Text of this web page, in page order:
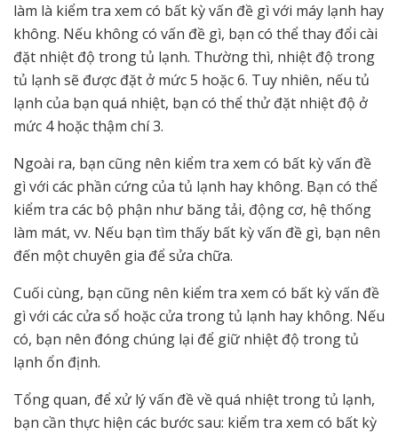
làm là kiểm tra xem có bất kỳ vấn đề gì với máy lạnh hay
không. Nếu không có vấn đề gì, bạn có thể thay đổi cài
đặt nhiệt độ trong tủ lạnh. Thường thì, nhiệt độ trong
tủ lạnh sẽ được đặt ở mức 5 hoặc 6. Tuy nhiên, nếu tủ
lạnh của bạn quá nhiệt, bạn có thể thử đặt nhiệt độ ở
mức 4 hoặc thậm chí 3.
Ngoài ra, bạn cũng nên kiểm tra xem có bất kỳ vấn đề
gì với các phần cứng của tủ lạnh hay không. Bạn có thể
kiểm tra các bộ phận như băng tải, động cơ, hệ thống
làm mát, vv. Nếu bạn tìm thấy bất kỳ vấn đề gì, bạn nên
đến một chuyên gia để sửa chữa.
Cuối cùng, bạn cũng nên kiểm tra xem có bất kỳ vấn đề
gì với các cửa sổ hoặc cửa trong tủ lạnh hay không. Nếu
có, bạn nên đóng chúng lại để giữ nhiệt độ trong tủ
lạnh ổn định.
Tổng quan, để xử lý vấn đề về quá nhiệt trong tủ lạnh,
bạn cần thực hiện các bước sau: kiểm tra xem có bất kỳ